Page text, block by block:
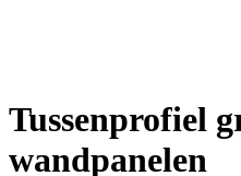
Tussenprofiel
wandpanelen